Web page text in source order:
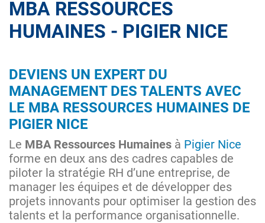
MBA RESSOURCES
HUMAINES - PIGIER NICE
DEVIENS UN EXPERT DU
MANAGEMENT DES TALENTS AVEC
LE MBA RESSOURCES HUMAINES DE
PIGIER NICE
Le MBA Ressources Humaines à Pigier Nice
forme en deux ans des cadres capables de
piloter la stratégie RH d’une entreprise, de
manager les équipes et de développer des
projets innovants pour optimiser la gestion des
talents et la performance organisationnelle.